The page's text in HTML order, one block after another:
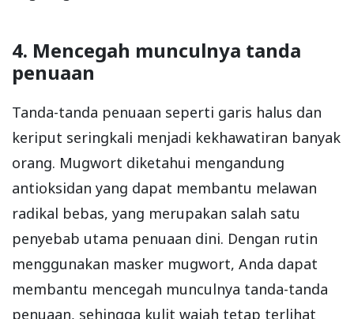
4. Mencegah munculnya tanda
penuaan
Tanda-tanda penuaan seperti garis halus dan
keriput seringkali menjadi kekhawatiran banyak
orang. Mugwort diketahui mengandung
antioksidan yang dapat membantu melawan
radikal bebas, yang merupakan salah satu
penyebab utama penuaan dini. Dengan rutin
menggunakan masker mugwort, Anda dapat
membantu mencegah munculnya tanda-tanda
penuaan, sehingga kulit wajah tetap terlihat